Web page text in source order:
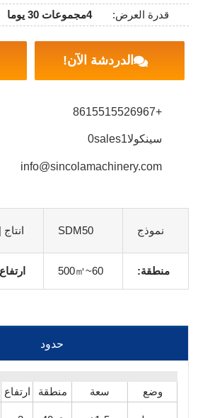
قدرة العرض:
4مجموعات 30 يوما
الدردشة الآن!
+8615515526967
سينكولا0sales1
info@sincolamachinery.com
نموذج SDM50 انتاج
منطقة: 60~500㎡
حدود
وضع سعة منطقة ارتفاع